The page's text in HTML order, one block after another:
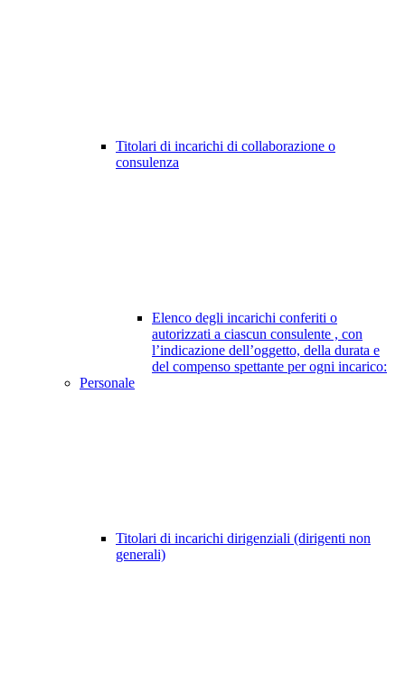
Titolari di incarichi di collaborazione o
consulenza
Elenco degli incarichi conferiti o
autorizzati a ciascun consulente , con
l’indicazione dell’oggetto, della durata e
del compenso spettante per ogni incarico:
Personale
Titolari di incarichi dirigenziali (dirigenti non
generali)